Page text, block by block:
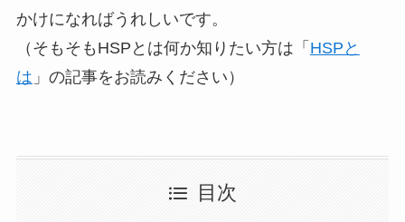
かけになればうれしいです。
（そもそもHSPとは何か知りたい方は「 HSPと
は 」の記事をお読みください）
目次